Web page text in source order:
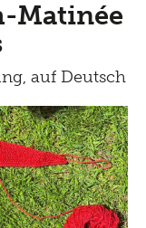
Matinée
auf Deutsch